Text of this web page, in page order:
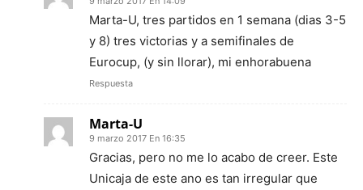
Marta-U, tres partidos en 1 semana (dias 3-5
y 8) tres victorias y a semifinales de
Eurocup, (y sin llorar), mi enhorabuena
Respuesta
Marta-U
9 marzo 2017 En 16:35
Gracias, pero no me lo acabo de creer. Este
Unicaja de este ano es tan irregular que